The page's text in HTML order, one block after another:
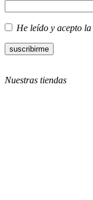
He leído y acepto la
Nuestras tiendas